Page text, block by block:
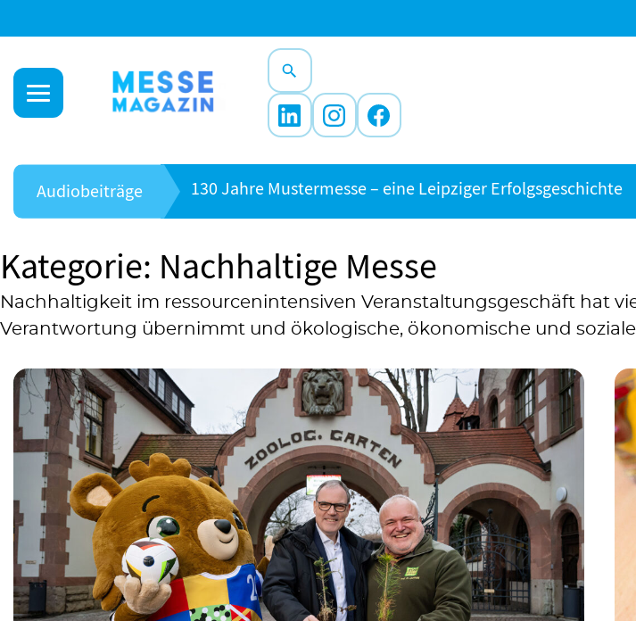
Audiobeiträge 130 Jahre Mustermesse – eine Leipziger Erfolgsgeschichte
Kategorie: Nachhaltige Messe
Nachhaltigkeit im ressourcenintensiven Veranstaltungsgeschäft hat
Verantwortung übernimmt und ökologische, ökonomische und